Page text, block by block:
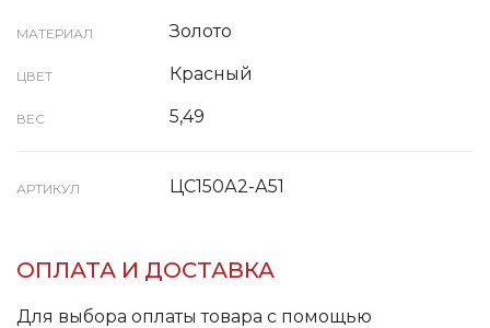
МАТЕРИАЛ Золото
ЦВЕТ Красный
ВЕС 5,49
АРТИКУЛ ЦС150А2-А51
ОПЛАТА И ДОСТАВКА
Для выбора оплаты товара с помощью